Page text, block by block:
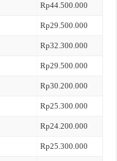
Rp44.500.000
Rp29.500.000
Rp32.300.000
Rp29.500.000
Rp30.200.000
Rp25.300.000
Rp24.200.000
Rp25.300.000